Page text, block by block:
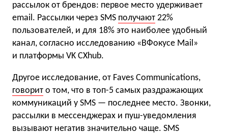
рассылок от брендов: первое место удерживает
email. Рассылки через SMS получают 22%
пользователей, и для 18% это наиболее удобный
канал, согласно исследованию «ВФокусе Mail»
и платформы VK CXhub.
Другое исследование, от Faves Communications,
говорит о том, что в топ-5 самых раздражающих
коммуникаций у SMS — последнее место. Звонки,
рассылки в мессенджерах и пуш-уведомления
вызывают негатив значительно чаще. SMS